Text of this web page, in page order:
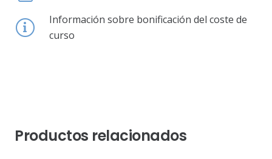
Información sobre bonificación del coste de
curso
Productos relacionados